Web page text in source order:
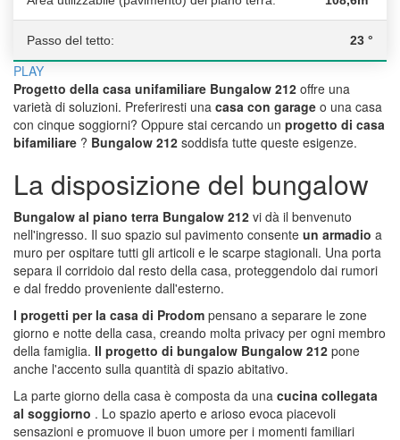
Passo del tetto: 23 °
PLAY
Progetto della casa unifamiliare Bungalow 212 offre una
varietà di soluzioni. Preferiresti una casa con garage o una casa
con cinque soggiorni? Oppure stai cercando un progetto di casa
bifamiliare ? Bungalow 212 soddisfa tutte queste esigenze.
La disposizione del bungalow
Bungalow al piano terra Bungalow 212 vi dà il benvenuto
nell'ingresso. Il suo spazio sul pavimento consente un armadio a
muro per ospitare tutti gli articoli e le scarpe stagionali. Una porta
separa il corridoio dal resto della casa, proteggendolo dai rumori
e dal freddo proveniente dall'esterno.
I progetti per la casa di Prodom pensano a separare le zone
giorno e notte della casa, creando molta privacy per ogni membro
della famiglia. Il progetto di bungalow Bungalow 212 pone
anche l'accento sulla quantità di spazio abitativo.
La parte giorno della casa è composta da una cucina collegata
al soggiorno . Lo spazio aperto e arioso evoca piacevoli
sensazioni e promuove il buon umore per i momenti familiari